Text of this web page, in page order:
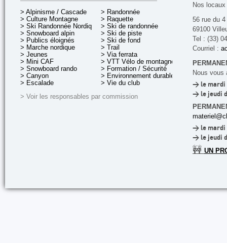
> Alpinisme / Cascade
> Culture Montagne
> Ski Randonnée Nordique
> Snowboard alpin
> Publics éloignés
> Marche nordique
> Jeunes
> Mini CAF
> Snowboard rando
> Canyon
> Escalade
> Randonnée
> Raquette
> Ski de randonnée
> Ski de piste
> Ski de fond
> Trail
> Via ferrata
> VTT Vélo de montagne
> Formation / Sécurité
> Environnement durable
> Vie du club
> Voir les responsables par commission
Nos
56 rue du
69100
Tel : (33)
Courriel :
Nous vous
> le mardi
> le jeudi
> le mardi
> le jeudi
🚧 UN